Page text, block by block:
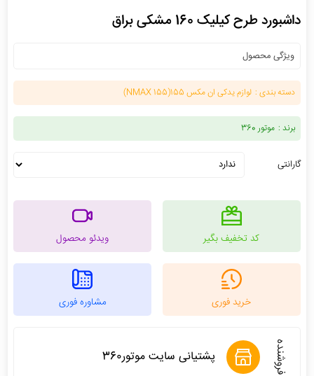
داشبورد طرح کیلیک 160 مشکی براق
ویژگی محصول
دسته بندی : لوازم یدکی ان مکس 155(NMAX 155)
برند : موتور 360
گارانتی
کد تخفیف بگیر ویدئو محصول
خرید فوری مشاوره فوری
فروشنده پشتیانی سایت موتور360